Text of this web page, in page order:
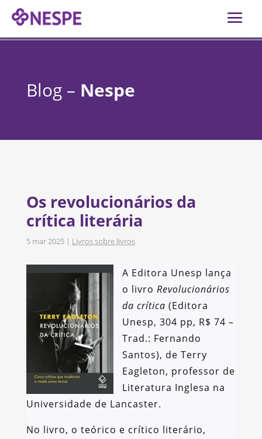
Blog – Nespe
Os revolucionários da
crítica literária
5 mar 2025| Livros sobre livros
A Editora Unesp lança
o livro Revolucionários
da crítica (Editora
Unesp, 304 pp, R$ 74 –
Trad.: Fernando
Santos), de Terry
Eagleton, professor de
Literatura Inglesa na
Universidade de Lancaster.
No livro, o teórico e crítico literário,